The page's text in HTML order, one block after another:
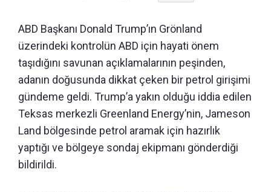
ABD Başkanı Donald Trump’ın Grönland
üzerindeki kontrolün ABD için hayati önem
taşıdığını savunan açıklamalarının peşinden,
adanın doğusunda dikkat çeken bir petrol girişimi
gündeme geldi. Trump’a yakın olduğu iddia edilen
Teksas merkezli Greenland Energy’nin, Jameson
Land bölgesinde petrol aramak için hazırlık
yaptığı ve bölgeye sondaj ekipmanı gönderdiği
bildirildi.